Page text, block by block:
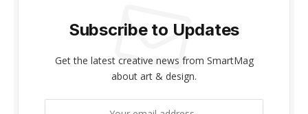
Subscribe to Updates
Get the latest creative news from SmartMag
about art & design.